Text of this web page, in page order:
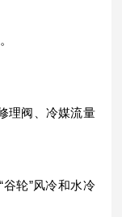
理阀、冷媒流量
轮”风冷和水冷